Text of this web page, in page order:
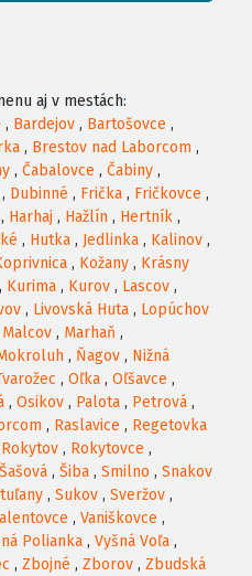
aj v mestách:
, Bardejov , Bartošovce ,
, Brestov nad Laborcom ,
, Čabalovce , Čabiny ,
, Dubinné , Frička , Fričkovce ,
, Harhaj , Hažlín , Hertník ,
, Hutka , Jedlinka , Kalinov ,
, Kožany , Krásny
, Kurima , Kurov , Lascov ,
, Livovská Huta , Lopúchov
Malcov , Marhaň ,
, Ňagov , Nižná
, Oľka , Oľšavce ,
, Osikov , Palota , Petrová ,
, Raslavice , Regetovka
Rokytov , Rokytovce ,
Šašová , Šiba , Smilno , Snakov
, Sukov , Sveržov ,
, Vaniškovce ,
Polianka , Vyšná Voľa ,
, Zbojné , Zborov , Zbudská